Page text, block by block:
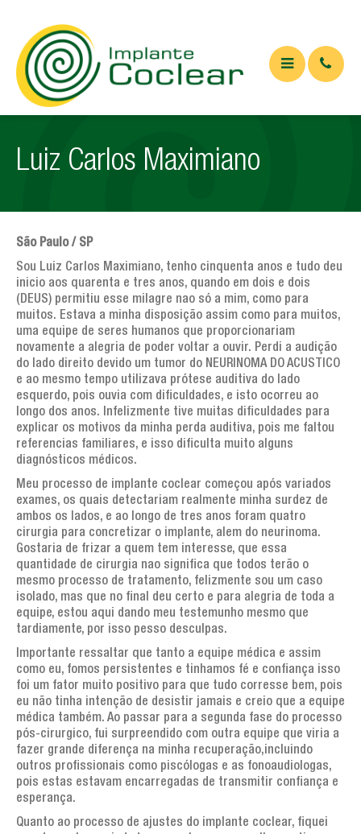
O QUE É
APARELHOS
ARTIGOS
Artigos Médicos
Artigos de interesse geral
AGENDA
TESTEMUNHOS
PERGUNTAS FREQUENTES
LINKS
CONTATOS
Luiz Carlos Maximiano
São Paulo / SP
Sou Luiz Carlos Maximiano, tenho cinquenta anos e tudo deu
inicio aos quarenta e tres anos, quando em dois e dois
(DEUS) permitiu esse milagre nao só a mim, como para
muitos. Estava a minha disposição assim como para muitos,
uma equipe de seres humanos que proporcionariam
novamente a alegria de poder voltar a ouvir. Perdi a audição
do lado direito devido um tumor do NEURINOMA DO ACUSTICO
e ao mesmo tempo utilizava prótese auditiva do lado
esquerdo, pois ouvia com dificuldades, e isto ocorreu ao
longo dos anos. Infelizmente tive muitas dificuldades para
explicar os motivos da minha perda auditiva, pois me faltou
referencias familiares, e isso dificulta muito alguns
diagnósticos médicos.
Meu processo de implante coclear começou após variados
exames, os quais detectariam realmente minha surdez de
ambos os lados, e ao longo de tres anos foram quatro
cirurgia para concretizar o implante, alem do neurinoma.
Gostaria de frizar a quem tem interesse, que essa
quantidade de cirurgia nao significa que todos terão o
mesmo processo de tratamento, felizmente sou um caso
isolado, mas que no final deu certo e para alegria de toda a
equipe, estou aqui dando meu testemunho mesmo que
tardiamente, por isso pesso desculpas.
Importante ressaltar que tanto a equipe médica e assim
como eu, fomos persistentes e tinhamos fé e confiança isso
foi um fator muito positivo para que tudo corresse bem, pois
eu não tinha intenção de desistir jamais e creio que a equipe
médica também. Ao passar para a segunda fase do processo
pós-cirurgico, fui surpreendido com outra equipe que viria a
fazer grande diferença na minha recuperação,incluindo
outros profissionais como piscólogas e as fonoaudiologas,
pois estas estavam encarregadas de transmitir confiança e
esperança.
Quanto ao processo de ajustes do implante coclear, fiquei